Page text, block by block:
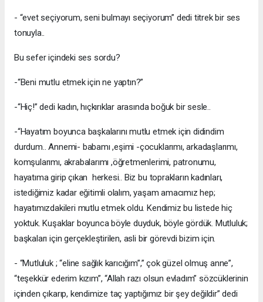
- “evet seçiyorum, seni bulmayı seçiyorum” dedi titrek bir ses
tonuyla..
Bu sefer içindeki ses sordu?
-“Beni mutlu etmek için ne yaptın?”
-“Hiç!” dedi kadın, hıçkırıklar arasında boğuk bir sesle..
-“Hayatım boyunca başkalarını mutlu etmek için didindim
durdum.. Annemi- babamı ,eşimi -çocuklarımı, arkadaşlarımı,
komşularımı, akrabalarımı ,öğretmenlerimi, patronumu,
hayatıma girip çıkan herkesi.. Biz bu toprakların kadınları,
istediğimiz kadar eğitimli olalım, yaşam amacımız hep;
hayatımızdakileri mutlu etmek oldu. Kendimiz bu listede hiç
yoktuk. Kuşaklar boyunca böyle duyduk, böyle gördük. Mutluluk;
başkaları için gerçekleştirilen, asli bir görevdi bizim için.
- “Mutluluk ; “eline sağlık karıcığım”,” çok güzel olmuş anne”,
“teşekkür ederim kızım”, “Allah razı olsun evladım” sözcüklerinin
içinden çıkarıp, kendimize taç yaptığımız bir şey değildir” dedi